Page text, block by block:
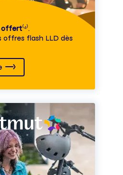
offert⁽⁴⁾.
offres flash LLD dès